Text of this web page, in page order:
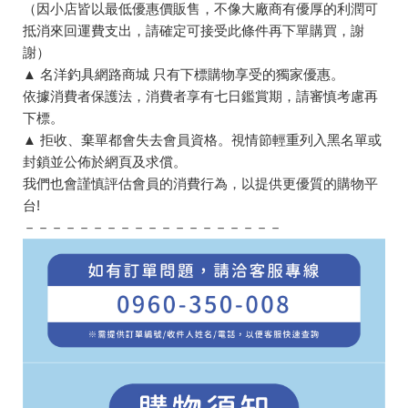
（因小店皆以最低優惠價販售，不像大廠商有優厚的利潤可
抵消來回運費支出，請確定可接受此條件再下單購買，謝
謝）
▲ 名洋釣具網路商城 只有下標購物享受的獨家優惠。
依據消費者保護法，消費者享有七日鑑賞期，請審慎考慮再
下標。
▲ 拒收、棄單都會失去會員資格。視情節輕重列入黑名單或
封鎖並公佈於網頁及求償。
我們也會謹慎評估會員的消費行為，以提供更優質的購物平
台!
－－－－－－－－－－－－－－－－－－－